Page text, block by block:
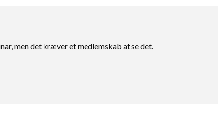
men det kræver et medlemskab at se det.